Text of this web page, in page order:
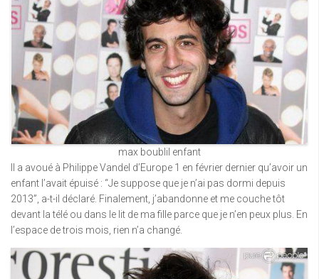
max boublil enfant
Il a avoué à Philippe Vandel d’Europe 1 en février dernier qu’avoir un
enfant l’avait épuisé : “Je suppose que je n’ai pas dormi depuis
2013”, a-t-il déclaré. Finalement, j’abandonne et me couche tôt
devant la télé ou dans le lit de ma fille parce que je n’en peux plus. En
l’espace de trois mois, rien n’a changé.